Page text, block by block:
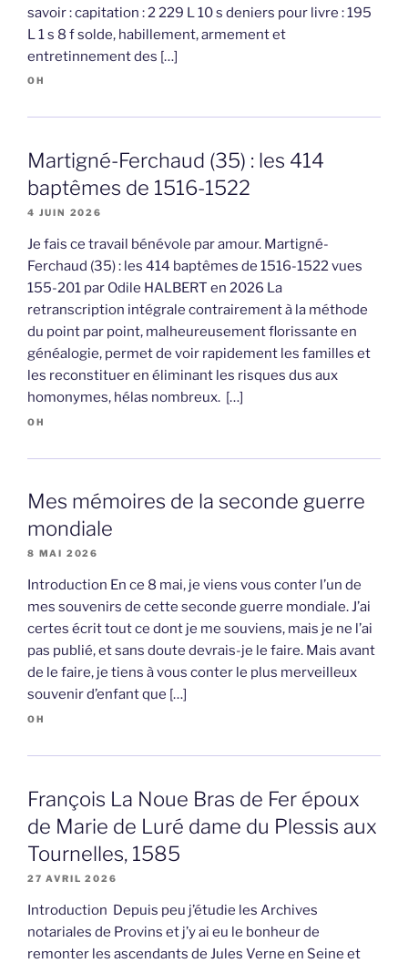
savoir : capitation : 2 229 L 10 s deniers pour livre : 195
L 1 s 8 f solde, habillement, armement et
entretinnement des […]
OH
Martigné-Ferchaud (35) : les 414
baptêmes de 1516-1522
4 JUIN 2026
Je fais ce travail bénévole par amour. Martigné-
Ferchaud (35) : les 414 baptêmes de 1516-1522 vues
155-201 par Odile HALBERT en 2026 La
retranscription intégrale contrairement à la méthode
du point par point, malheureusement florissante en
généalogie, permet de voir rapidement les familles et
les reconstituer en éliminant les risques dus aux
homonymes, hélas nombreux. […]
OH
Mes mémoires de la seconde guerre
mondiale
8 MAI 2026
Introduction En ce 8 mai, je viens vous conter l’un de
mes souvenirs de cette seconde guerre mondiale. J’ai
certes écrit tout ce dont je me souviens, mais je ne l’ai
pas publié, et sans doute devrais-je le faire. Mais avant
de le faire, je tiens à vous conter le plus merveilleux
souvenir d’enfant que […]
OH
François La Noue Bras de Fer époux
de Marie de Luré dame du Plessis aux
Tournelles, 1585
27 AVRIL 2026
Introduction Depuis peu j’étudie les Archives
notariales de Provins et j’y ai eu le bonheur de
remonter les ascendants de Jules Verne en Seine et